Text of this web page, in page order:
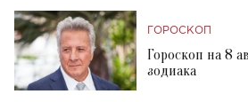
ГОРОСКОП
Гороскоп на 8
зодиака